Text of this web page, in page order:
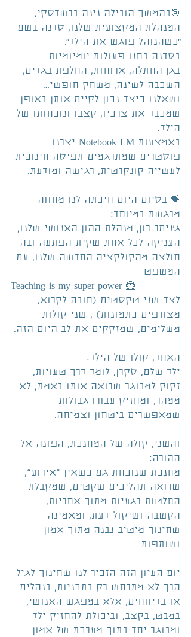
🎯בהמשך הובילה נינה ברשדסקי,
המנהלת המקצועית שלנו, סדנה בשם
״כשהנוהל פוגש את הילד״.
בסדנה בחנו פעולות יומיומיות
בגן-החתלה, ארוחות, החלפת בגדים,
השכבה לשינה, משחק חופשי…
ושאלנו כיצד נכון לקיים אותן באופן
שמכבד את צרכיו, קצבו ונוכחותו של
הילד.
באמצעות Notebook LM יצרנו
פוסטרים שמתרגמים תפיסה חינוכית
לעשייה קונקרטית, רגישה ומודעת.
💝 בסיום היום חיכתה לנו מחווה
מרגשת במיוחד:
ג׳ניםר רון, מנהלת ההון האנושי שלנו,
העניקה לכל אחת שקית הפתעה ובה
חולצה מהקולקציה החדשה שלנו, עם
המשפט
Teaching is my super power 🦹
לצד שני טקסטים (חובה לקרוא,
מצורפים כתמונות) , שני קולות
משלימים, שמזקקים את לב היום הזה.
האחד, קולו של הילד:
ילד שלם, סקרן, לומד דרך טעויות,
זקוק למבוגר שרואה אותו באמת, לא
ממהר, ומחזיק עבורו גבולות
שמאפשרים ביטחון וצמיחה.
והשני, קולה של המחנכת, הפונה אל
ההורה:
מחנכת שנוכחת גם כשאין “אירוע”,
שרואה תהליכים שקטים, שמקבלת
החלטות רגעיות מתוך אחריות,
הקשבה ושיקול דעת, ומאמינה
שחינוך מיטיב נבנה מתוך אמון
ושותפות.
יום העיון הזה הזכיר לנו שחינוך לגיל
הרך לא מתרחש רק בתכניות, בנהלים
או בדיווחים, אלא במפגש האנושי,
במבט, בקצב, וביכולת להחזיק ילד
ומבוגר יחד בתוך מערכת של אמון.